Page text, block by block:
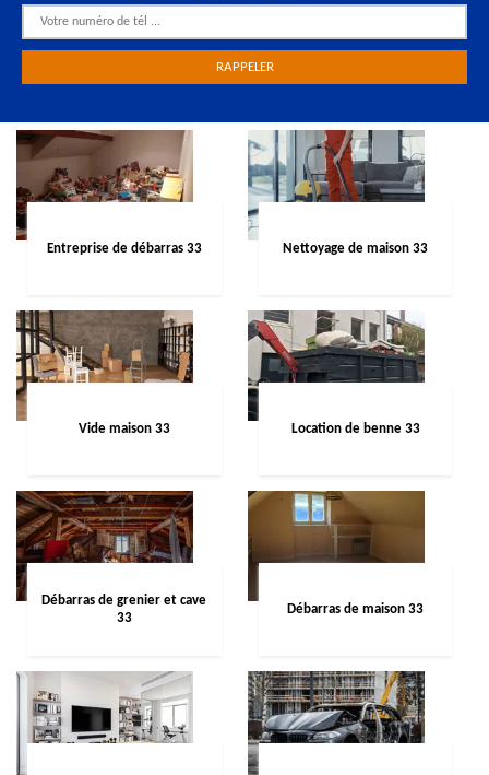
Entreprise de débarras 33 Nettoyage de maison 33
Vide maison 33 Location de benne 33
Débarras de grenier et cave
33
Débarras de maison 33